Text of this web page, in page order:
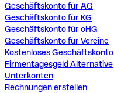
Geschäftskonto für AG
Geschäftskonto für KG
Geschäftskonto für oHG
Geschäftskonto für Vereine
Kostenloses Geschäftskonto
Firmentagesgeld Alternative
Unterkonten
Rechnungen erstellen